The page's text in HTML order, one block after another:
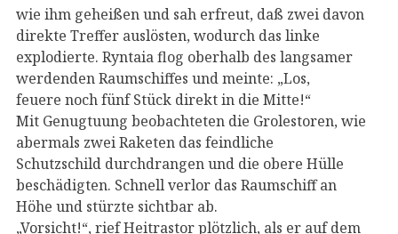
wie ihm geheißen und sah erfreut, daß zwei davon
direkte Treffer auslösten, wodurch das linke
explodierte. Ryntaia flog oberhalb des langsamer
werdenden Raumschiffes und meinte: „Los,
feuere noch fünf Stück direkt in die Mitte!“
Mit Genugtuung beobachteten die Grolestoren, wie
abermals zwei Raketen das feindliche
Schutzschild durchdrangen und die obere Hülle
beschädigten. Schnell verlor das Raumschiff an
Höhe und stürzte sichtbar ab.
„Vorsicht!“, rief Heitrastor plötzlich, als er auf dem